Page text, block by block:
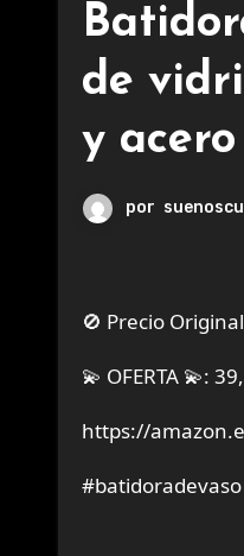
de
y
por
🚫 Precio
💫 OFERTA 💫:
https://